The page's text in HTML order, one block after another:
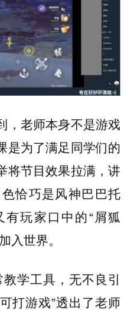
，老师本身不是游戏
是为了满足同学们的
将节目效果拉满，讲
恰巧是风神巴巴托
玩家口中的“屑狐
入世界。
学工具，无不良引
打游戏”透出了老师